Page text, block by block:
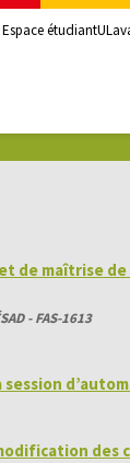
Espace étudiant
de maîtrise de
- FAS-1613
des